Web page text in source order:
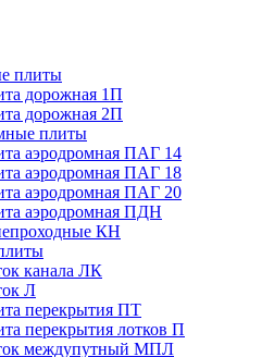
плиты
дорожная 1П
дорожная 2П
плиты
аэродромная ПАГ 14
аэродромная ПАГ 18
аэродромная ПАГ 20
аэродромная ПДН
КН
канала ЛК
Л
перекрытия ПТ
перекрытия лотков П
междупутный МПЛ